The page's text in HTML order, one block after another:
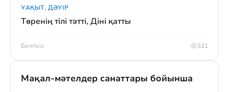
УАҚЫТ, ДӘУІР
Төренің тілі тәтті, Діні қатты
Белгісіз 321
Мақал-мәтелдер санаттары бойынша